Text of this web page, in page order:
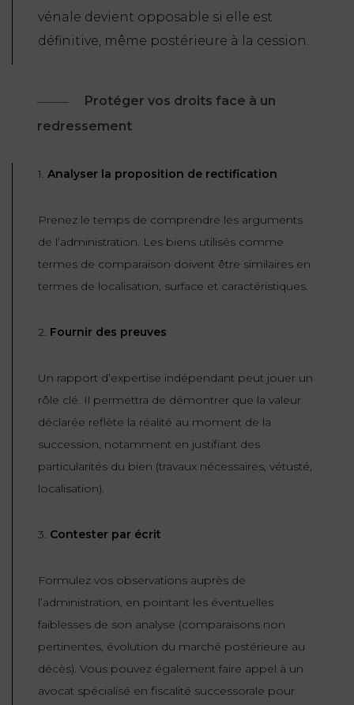
vénale devient opposable si elle est
définitive, même postérieure à la cession.
Protéger vos droits face à un
redressement
1. Analyser la proposition de rectification
Prenez le temps de comprendre les arguments
de l’administration. Les biens utilisés comme
termes de comparaison doivent être similaires en
termes de localisation, surface et caractéristiques.
2. Fournir des preuves
Un rapport d’expertise indépendant peut jouer un
rôle clé. Il permettra de démontrer que la valeur
déclarée reflète la réalité au moment de la
succession, notamment en justifiant des
particularités du bien (travaux nécessaires, vétusté,
localisation).
3. Contester par écrit
Formulez vos observations auprès de
l’administration, en pointant les éventuelles
faiblesses de son analyse (comparaisons non
pertinentes, évolution du marché postérieure au
décès). Vous pouvez également faire appel à un
avocat spécialisé en fiscalité successorale pour